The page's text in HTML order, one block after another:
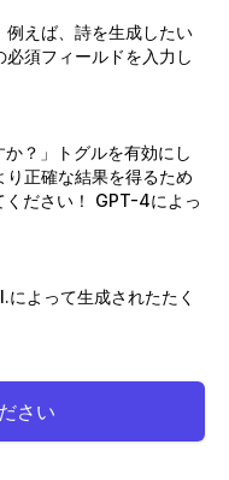
例えば、詩を生成したい
須フィールドを入力し
か？」トグルを有効にし
正確な結果を得るため
ください！ GPT-4によっ
よって生成されたたく
さい